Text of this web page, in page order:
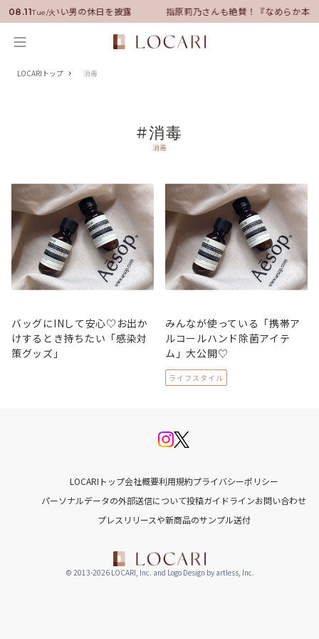
08.11Tue/火
ーに就任！いい男の休日を披露 指原莉乃さんも絶賛！『なめらか本
LOCARIトップ 消毒
#消毒
消毒
バッグにINして安心♡お出か
けするとき持ちたい「感染対
策グッズ」
みんなが使っている「携帯ア
ルコールハンド除菌アイテ
ム」大公開♡
ライフスタイル
LOCARIトップ会社概要利用規約プライバシーポリシー
パーソナルデータの外部送信について投稿ガイドラインお問い合わせ
プレスリリースや新商品のサンプル送付
© 2013-2026 LOCARI, Inc. and Logo Design by artless, Inc.